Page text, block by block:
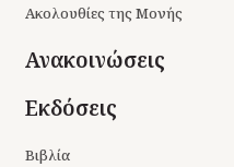
Ακολουθίες της Μονής
Ανακοινώσεις
Εκδόσεις
Βιβλία